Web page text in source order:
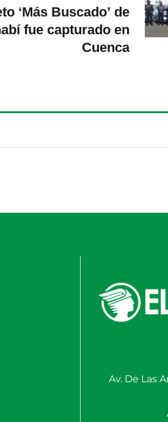
‘Más Buscado’ de
fue capturado en
Cuenca
Av. De Las